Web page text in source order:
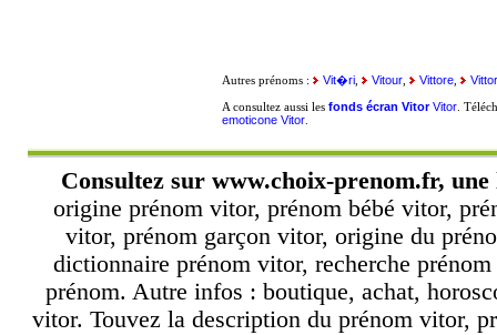
Autres prénoms : Vit�ri, Vitour, Vittore,
A consultez aussi les fonds écran VitorVitor.
emoticone Vitor.
Consultez sur www.choix-prenom.fr,
origine prénom vitor, prénom bébé vitor,
vitor, prénom garçon vitor, origine du
dictionnaire prénom vitor, recherche
prénom. Autre infos : boutique, achat,
vitor. Touvez la description du prénom vitor,